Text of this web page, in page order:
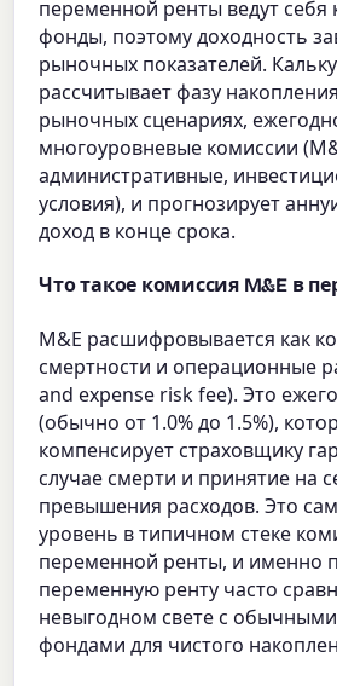
переменной ренты ведут себя
фонды, поэтому доходность
рыночных показателей.
рассчитывает фазу
рыночных сценариях,
многоуровневые комиссии
административные,
условия), и прогнозирует
доход в конце срока.
Что такое комиссия M&E в
M&E расшифровывается как
смертности и операционные
and expense risk fee). Это
(обычно от 1.0% до 1.5%),
компенсирует страховщику
случае смерти и принятие на
превышения расходов. Это
уровень в типичном стеке
переменной ренты, и именно
переменную ренту часто
невыгодном свете с
фондами для чистого